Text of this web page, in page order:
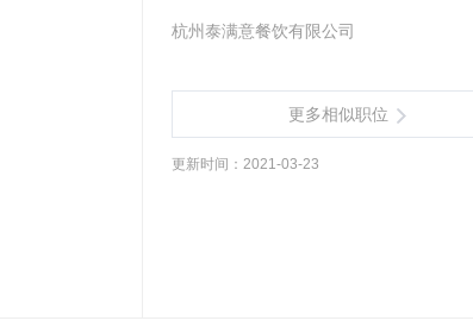
杭州泰满意餐饮有限公司
更多相似职位
更新时间：2021-03-23